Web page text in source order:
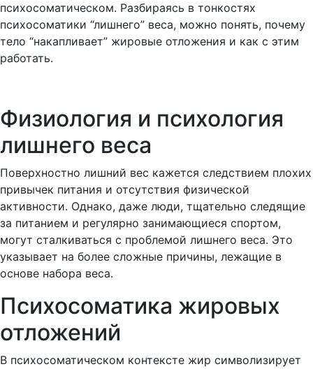
психосоматическом. Разбираясь в тонкостях
психосоматики “лишнего” веса, можно понять, почему
тело “накапливает” жировые отложения и как с этим
работать.
Физиология и психология
лишнего веса
Поверхностно лишний вес кажется следствием плохих
привычек питания и отсутствия физической
активности. Однако, даже люди, тщательно следящие
за питанием и регулярно занимающиеся спортом,
могут сталкиваться с проблемой лишнего веса. Это
указывает на более сложные причины, лежащие в
основе набора веса.
Психосоматика жировых
отложений
В психосоматическом контексте жир символизирует